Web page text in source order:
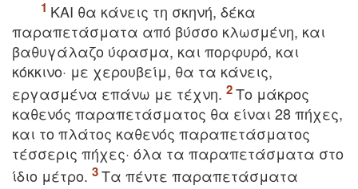
KAI θα κάνεις τη σκηνή, δέκα
παραπετάσματα από βύσσο κλωσμένη, και
βαθυγάλαζο ύφασμα, και πορφυρό, και
κόκκινο· με χερουβείμ, θα τα κάνεις,
εργασμένα επάνω με τέχνη.
Tο μάκρος
καθενός παραπετάσματος θα είναι 28 πήχες,
και το πλάτος καθενός παραπετάσματος
τέσσερις πήχες· όλα τα παραπετάσματα στο
ίδιο μέτρο.
Tα πέντε παραπετάσματα